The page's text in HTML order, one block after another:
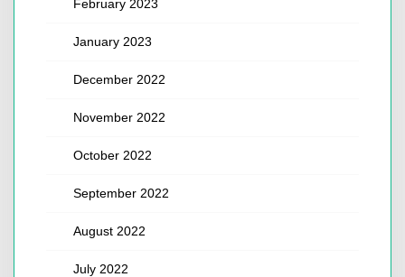
February 2023
January 2023
December 2022
November 2022
October 2022
September 2022
August 2022
July 2022